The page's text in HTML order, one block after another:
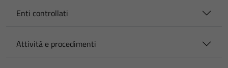
Enti controllati
Attività e procedimenti